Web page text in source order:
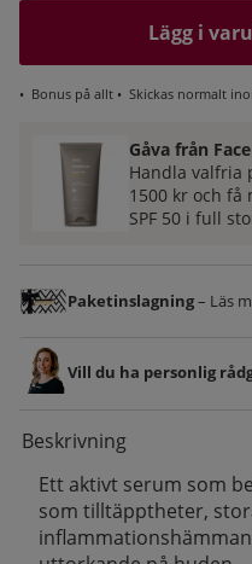
Lägg i
• Bonus på allt • Skickas normalt
Gåva från
Handla valfria
1500 kr och få
SPF 50 i full
Paketinslagning– Läs
Vill du ha personlig
Beskrivning
Ett aktivt serum som
som tilltäpptheter,